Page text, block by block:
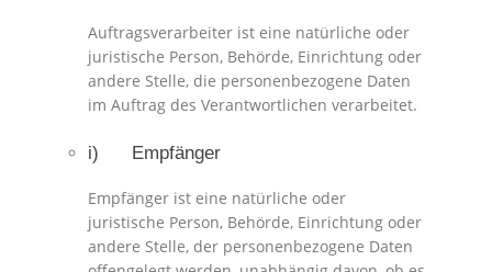
Auftragsverarbeiter ist eine natürliche oder
juristische Person, Behörde, Einrichtung oder
andere Stelle, die personenbezogene Daten
im Auftrag des Verantwortlichen verarbeitet.
i) Empfänger
Empfänger ist eine natürliche oder
juristische Person, Behörde, Einrichtung oder
andere Stelle, der personenbezogene Daten